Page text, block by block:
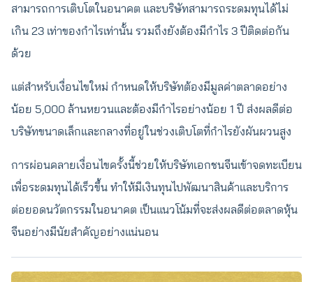
สามารถการเติบโตในอนาคต และบริษัทสามารถระดมทุนได้ไม่
เกิน 23 เท่าของกำไรเท่านั้น รวมถึงยังต้องมีกำไร 3 ปีติดต่อกัน
ด้วย
แต่สำหรับเงื่อนไขใหม่ กำหนดให้บริษัทต้องมีมูลค่าตลาดอย่าง
น้อย 5,000 ล้านหยวนและต้องมีกำไรอย่างน้อย 1 ปี ส่งผลดีต่อ
บริษัทขนาดเล็กและกลางที่อยู่ในช่วงเติบโตที่กำไรยังผันผวนสูง
การผ่อนคลายเงื่อนไขครั้งนี้ช่วยให้บริษัทเอกชนจีนเข้าจดทะเบียน
เพื่อระดมทุนได้เร็วขึ้น ทำให้มีเงินทุนไปพัฒนาสินค้าและบริการ
ต่อยอดนวัตกรรมในอนาคต เป็นแนวโน้มที่จะส่งผลดีต่อตลาดหุ้น
จีนอย่างมีนัยสำคัญอย่างแน่นอน